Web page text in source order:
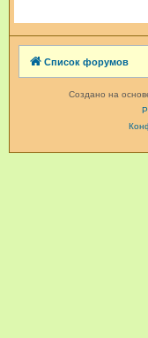
Список форумов
Создано на